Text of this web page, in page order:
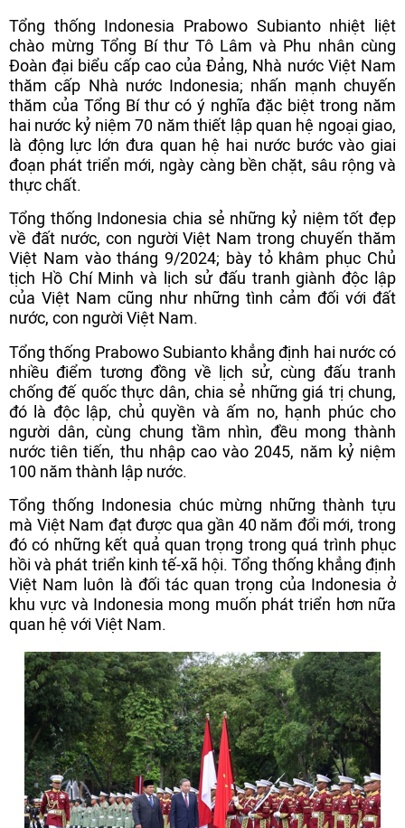
Tổng thống Indonesia Prabowo Subianto nhiệt liệt
chào mừng Tổng Bí thư Tô Lâm và Phu nhân cùng
Đoàn đại biểu cấp cao của Đảng, Nhà nước Việt Nam
thăm cấp Nhà nước Indonesia; nhấn mạnh chuyến
thăm của Tổng Bí thư có ý nghĩa đặc biệt trong năm
hai nước kỷ niệm 70 năm thiết lập quan hệ ngoại giao,
là động lực lớn đưa quan hệ hai nước bước vào giai
đoạn phát triển mới, ngày càng bền chặt, sâu rộng và
thực chất.
Tổng thống Indonesia chia sẻ những kỷ niệm tốt đẹp
về đất nước, con người Việt Nam trong chuyến thăm
Việt Nam vào tháng 9/2024; bày tỏ khâm phục Chủ
tịch Hồ Chí Minh và lịch sử đấu tranh giành độc lập
của Việt Nam cũng như những tình cảm đối với đất
nước, con người Việt Nam.
Tổng thống Prabowo Subianto khẳng định hai nước có
nhiều điểm tương đồng về lịch sử, cùng đấu tranh
chống đế quốc thực dân, chia sẻ những giá trị chung,
đó là độc lập, chủ quyền và ấm no, hạnh phúc cho
người dân, cùng chung tầm nhìn, đều mong thành
nước tiên tiến, thu nhập cao vào 2045, năm kỷ niệm
100 năm thành lập nước.
Tổng thống Indonesia chúc mừng những thành tựu
mà Việt Nam đạt được qua gần 40 năm đổi mới, trong
đó có những kết quả quan trọng trong quá trình phục
hồi và phát triển kinh tế-xã hội. Tổng thống khẳng định
Việt Nam luôn là đối tác quan trọng của Indonesia ở
khu vực và Indonesia mong muốn phát triển hơn nữa
quan hệ với Việt Nam.